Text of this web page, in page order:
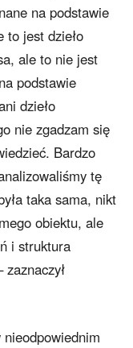
na podstawie
to jest dzieło
ale to nie jest
podstawie
dzieło
nie zgadzam się
Bardzo
tę
taka sama, nikt
obiektu, ale
i struktura